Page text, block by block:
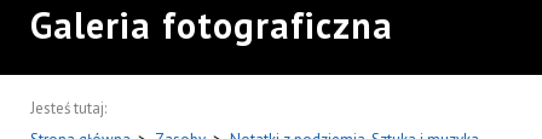
Galeria fotograficzna
Jesteś tutaj: